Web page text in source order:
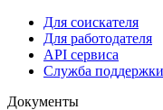
Для соискателя
Для работодателя
API сервиса
Служба поддержки
Документы